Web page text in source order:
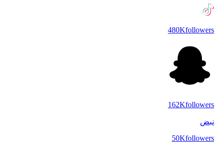
480Kfollowers
162Kfollowers
نبض
50Kfollowers